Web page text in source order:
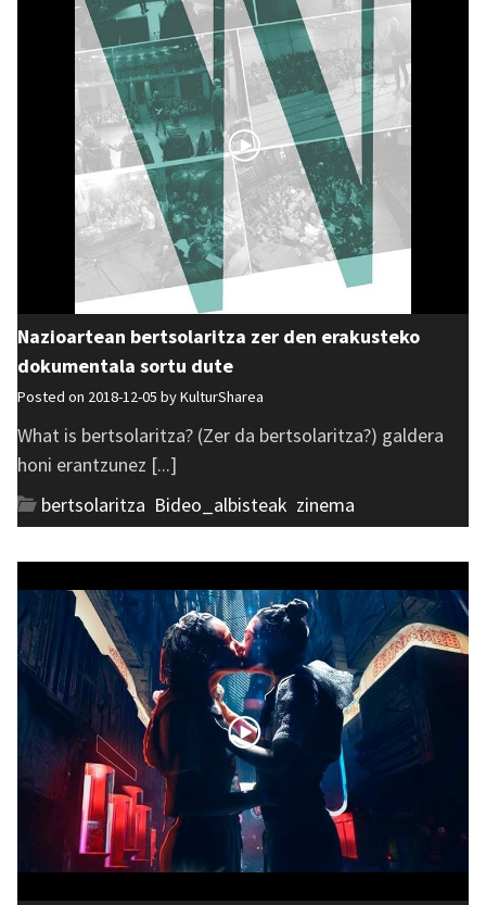
Nazioartean bertsolaritza zer den erakusteko
dokumentala sortu dute
Posted on 2018-12-05 byKulturSharea
What is bertsolaritza? (Zer da bertsolaritza?) galdera
honi erantzunez [...]
bertsolaritza Bideo_albisteak zinema